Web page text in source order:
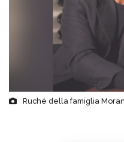
Ruché della famiglia